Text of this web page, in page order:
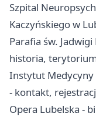
Szpital
Kaczyńskiego w
Parafia św.
historia,
Instytut Medycyny
- kontakt,
Opera Lubelska -